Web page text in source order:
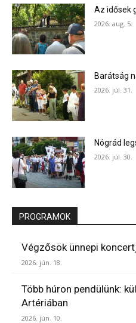
Az idősek
2026. aug. 5.
Barátság
2026. júl. 31.
Nógrád
2026. júl. 30.
PROGRAMOK
Végzősök ünnepi
2026. jún. 18.
Több húron pendülünk:
Artériában
2026. jún. 10.